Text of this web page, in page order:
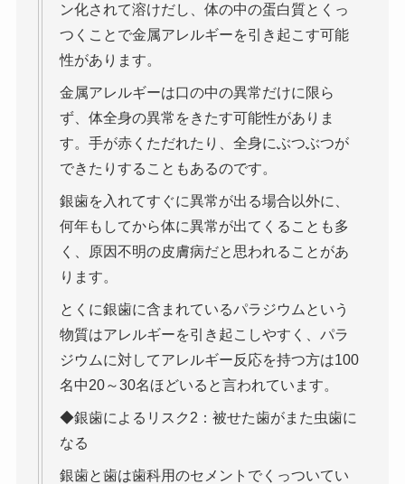
ン化されて溶けだし、体の中の蛋白質とくっ
つくことで金属アレルギーを引き起こす可能
性があります。
金属アレルギーは口の中の異常だけに限ら
ず、体全身の異常をきたす可能性がありま
す。手が赤くただれたり、全身にぶつぶつが
できたりすることもあるのです。
銀歯を入れてすぐに異常が出る場合以外に、
何年もしてから体に異常が出てくることも多
く、原因不明の皮膚病だと思われることがあ
ります。
とくに銀歯に含まれているパラジウムという
物質はアレルギーを引き起こしやすく、パラ
ジウムに対してアレルギー反応を持つ方は100
名中20～30名ほどいると言われています。
◆銀歯によるリスク2：被せた歯がまた虫歯に
なる
銀歯と歯は歯科用のセメントでくっついてい